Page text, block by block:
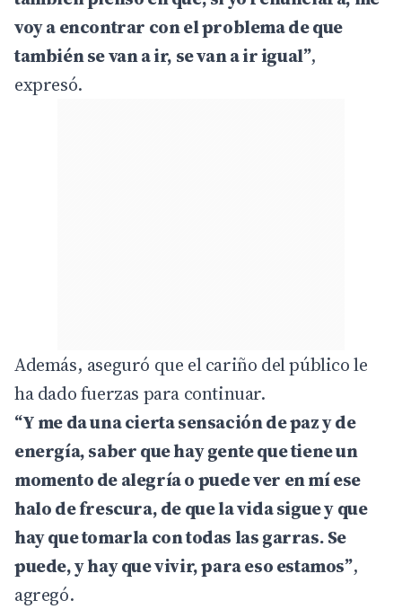
voy a encontrar con el problema de que
también se van a ir, se van a ir igual”,
expresó.
Además, aseguró que el cariño del público le
ha dado fuerzas para continuar.
“Y me da una cierta sensación de paz y de
energía, saber que hay gente que tiene un
momento de alegría o puede ver en mí ese
halo de frescura, de que la vida sigue y que
hay que tomarla con todas las garras. Se
puede, y hay que vivir, para eso estamos”,
agregó.